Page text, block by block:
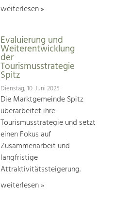
weiterlesen »
Evaluierung und
Weiterentwicklung
der
Tourismusstrategie
Spitz
Dienstag, 10. Juni 2025
Die Marktgemeinde Spitz
überarbeitet ihre
Tourismusstrategie und setzt
einen Fokus auf
Zusammenarbeit und
langfristige
Attraktivitätssteigerung.
weiterlesen »